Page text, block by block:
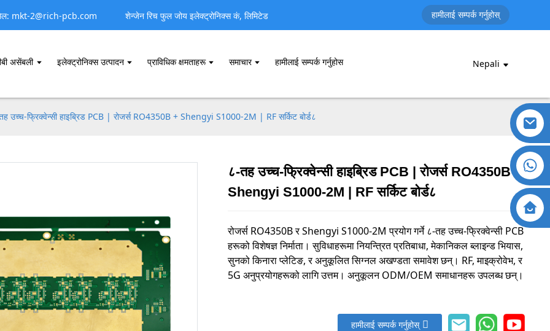
mkt-2@rich-pcb.com शेन्जेन रिच फुल जोय इलेक्ट्रोनिक्स कं, लिमिटेड हामीलाई सम्पर्क गर्नुहोस्
असेंबली इलेक्ट्रोनिक्स उत्पादन प्राविधिक क्षमताहरू समाचार हामीलाई सम्पर्क गर्नुहोस Nepali
उच्च-फ्रिक्वेन्सी हाइब्रिड PCB | रोजर्स RO4350B + Shengyi S1000-2M | RF सर्किट बोर्ड८
८-तह उच्च-फ्रिक्वेन्सी हाइब्रिड PCB | रोजर्स RO4350B +
Shengyi S1000-2M | RF सर्किट बोर्ड८
रोजर्स RO4350B र Shengyi S1000-2M प्रयोग गर्ने ८-तह उच्च-फ्रिक्वेन्सी PCB
हरूको विशेषज्ञ निर्माता। सुविधाहरूमा नियन्त्रित प्रतिबाधा, मेकानिकल ब्लाइन्ड भियास,
सुनको किनारा प्लेटिङ, र अनुकूलित सिग्नल अखण्डता समावेश छन्। RF, माइक्रोवेभ, र
5G अनुप्रयोगहरूको लागि उत्तम। अनुकूलन ODM/OEM समाधानहरू उपलब्ध छन्।
हामीलाई सम्पर्क गर्नुहोस्
हुन्छन्, न्यूनतम सिग्नल डिग्रेडेसनको लागि रोजर्स RO4350B जस्ता कम-क्षति हुने PCB सामग्रीहरू आवश्यक पर्दछ।